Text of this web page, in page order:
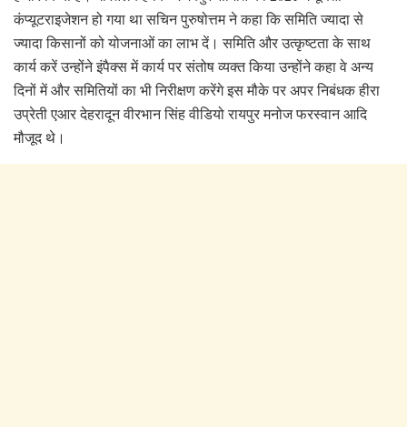
कंप्यूटराइजेशन हो गया था सचिन पुरुषोत्तम ने कहा कि समिति ज्यादा से
ज्यादा किसानों को योजनाओं का लाभ दें। समिति और उत्कृष्टता के साथ
कार्य करें उन्होंने इंपैक्स में कार्य पर संतोष व्यक्त किया उन्होंने कहा वे अन्य
दिनों में और समितियों का भी निरीक्षण करेंगे इस मौके पर अपर निबंधक हीरा
उप्रेती एआर देहरादून वीरभान सिंह वीडियो रायपुर मनोज फरस्वान आदि
मौजूद थे।